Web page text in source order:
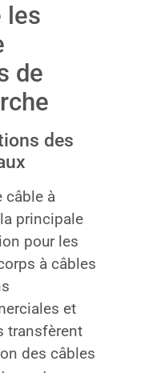
les
de
des
câble à
principale
pour les
à câbles
et
transfèrent
des câbles